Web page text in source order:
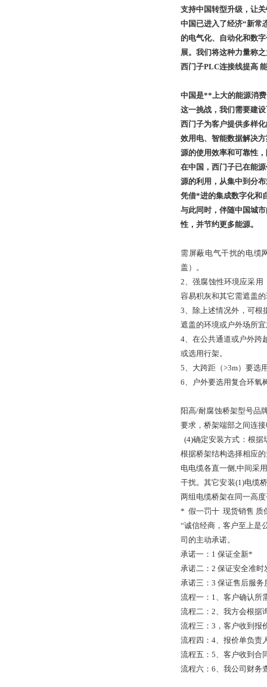
支持中国转型升级，让
中国已进入了经济“新常
的电气化、自动化和数
展。我们将这种力量称
西门子PLC连接线提高
中国是**上大的能源消
这一挑战，我们需要建
西门子为客户提供多样
效用电、智能数据解决
源的使用效率和可靠性
在中国，西门子已在能
源的利用，从集中到分
凭借*进的集成数字化和
与此同时，伴随中国城
性，并节约更多能源。
需屏蔽电气干扰的电缆
盖）。
2、强腐蚀性环境应采用
容易积灰和其它需遮盖
3、除上述情况外，可根
遮盖的环境或户外场所
4、在公共通道或户外跨
或选用行架。
5、大跨距（>3m）要选
6、户外要选用复合环氧
阳高/耐腐蚀桥架型号品
要求，桥架端部之间连
(4)确定安装方式：根据
根据桥架结构选择相应
电电缆各直一侧,中间采
干扰。其它安装(1)电缆
两组电缆桥架在同一高
* 假一罚十 现货销售 质
“诚信经商，客户至上是
司的主动承诺。
承诺一：1 保证全新*
承诺二：2 保证安全准时
承诺三：3 保证售后服务
流程一：1、客户确认所
流程二：2、我方会根据
流程三：3，客户收到报
流程四：4、报价单负责
流程五：5、客户收到合
流程六：6、我公司财务